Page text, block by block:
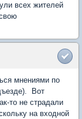
всех жителей
мнениями по
Вот
то не страдали
на входной